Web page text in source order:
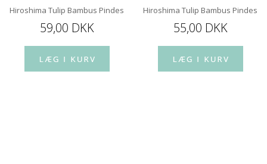
Hiroshima Tulip Bambus Pindespids 12 cm
59,00 DKK
Hiroshima Tulip Bambus
55,00 DKK